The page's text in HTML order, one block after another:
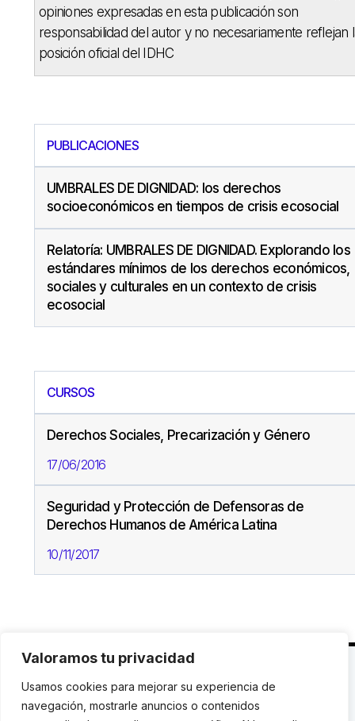
Valoramos tu privacidad
Usamos cookies para mejorar su experiencia de
navegación, mostrarle anuncios o contenidos
opiniones expresadas en esta publicación son
responsabilidad del autor y no necesariamente reflejan
posición oficial del IDHC
PUBLICACIONES
UMBRALES DE DIGNIDAD: los derechos
socioeconómicos en tiempos de crisis ecosocial
Relatoría: UMBRALES DE DIGNIDAD. Explorando los
estándares mínimos de los derechos económicos,
sociales y culturales en un contexto de crisis
ecosocial
CURSOS
Derechos Sociales, Precarización y Género
17/06/2016
Seguridad y Protección de Defensoras de
Derechos Humanos de América Latina
10/11/2017
C. Avinyó 44, 2n | 08002 Barcelona |
T.: +34 93
119 03 72|institut@idhc.org